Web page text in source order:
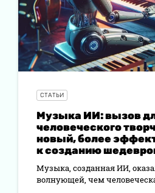
СТАТЬИ
Музыка ИИ: вызов
человеческого
новый, более
к созданию
Музыка, созданная ИИ,
волнующей, чем